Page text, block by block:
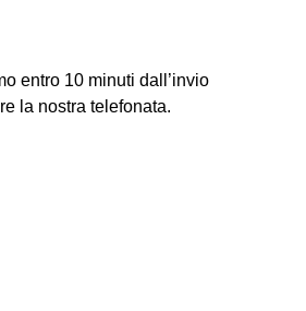
entro 10 minuti dall’invio
la nostra telefonata.